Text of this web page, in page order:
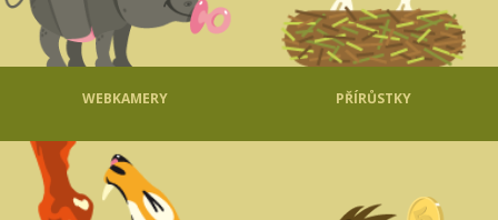
WEBKAMERY PŘÍRŮSTKY